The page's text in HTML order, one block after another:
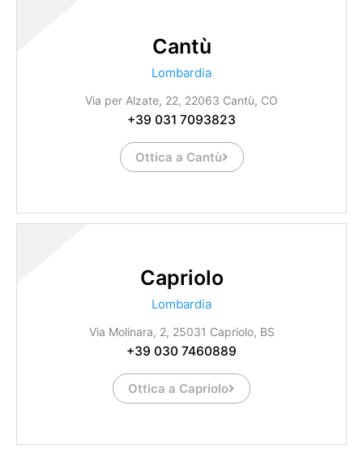
Cantù
Lombardia
Via per Alzate, 22, 22063 Cantù, CO
+39 031 7093823
Ottica a Cantù
Capriolo
Lombardia
Via Molinara, 2, 25031 Capriolo, BS
+39 030 7460889
Ottica a Capriolo